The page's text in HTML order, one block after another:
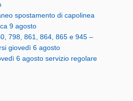
spostamento di capolinea
9 agosto
798, 861, 864, 865 e 945 –
giovedì 6 agosto
6 agosto servizio regolare